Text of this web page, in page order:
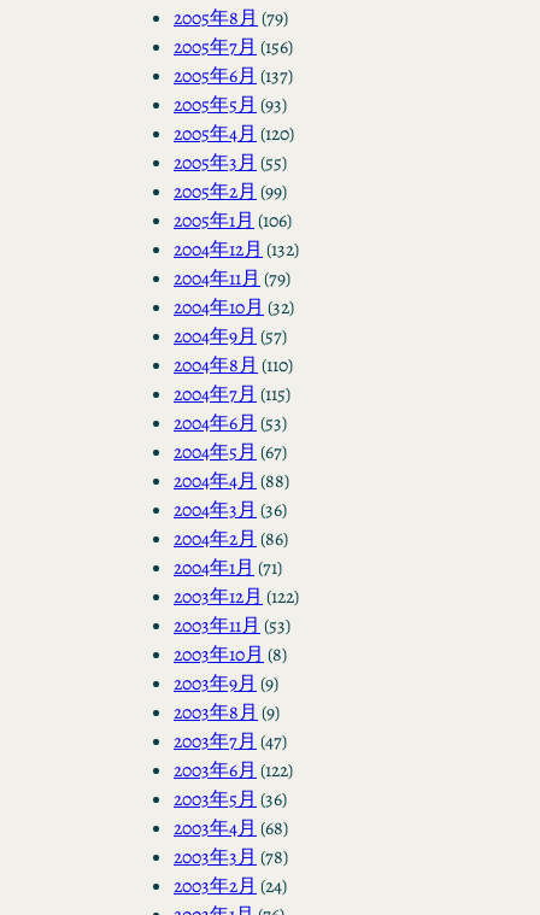
2005年8月 (79)
2005年7月 (156)
2005年6月 (137)
2005年5月 (93)
2005年4月 (120)
2005年3月 (55)
2005年2月 (99)
2005年1月 (106)
2004年12月 (132)
2004年11月 (79)
2004年10月 (32)
2004年9月 (57)
2004年8月 (110)
2004年7月 (115)
2004年6月 (53)
2004年5月 (67)
2004年4月 (88)
2004年3月 (36)
2004年2月 (86)
2004年1月 (71)
2003年12月 (122)
2003年11月 (53)
2003年10月 (8)
2003年9月 (9)
2003年8月 (9)
2003年7月 (47)
2003年6月 (122)
2003年5月 (36)
2003年4月 (68)
2003年3月 (78)
2003年2月 (24)